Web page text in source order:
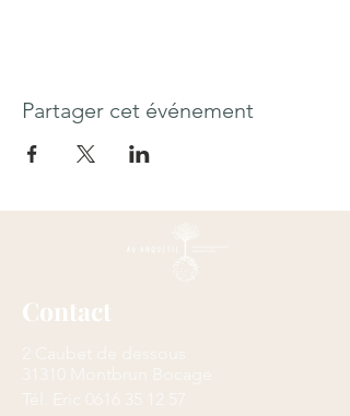
Partager cet événement
Contact